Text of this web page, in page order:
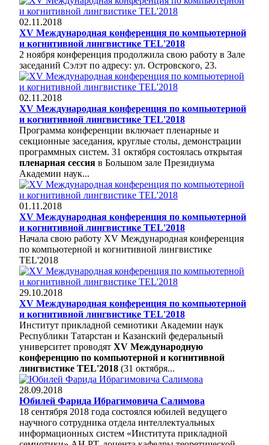
02.11.2018
XV Международная конференция по компьютерной
и когнитивной лингвистике TEL'2018
2 ноября конференция продолжила свою работу в Зале
заседаний Сэлэт по адресу: ул. Островского, 23.
02.11.2018
XV Международная конференция по компьютерной
и когнитивной лингвистике TEL'2018
Программа конференции включает пленарные и
секционные заседания, круглые столы, демонстрации
программных систем. 31 октября состоялась открытая
пленарная сессия в Большом зале Президиума
Академии наук...
01.11.2018
XV Международная конференция по компьютерной
и когнитивной лингвистике TEL'2018
Начала свою работу XV Международная конференция
по компьютерной и когнитивной лингвистике
TEL'2018
29.10.2018
XV Международная конференция по компьютерной
и когнитивной лингвистике TEL'2018
Институт прикладной семиотики Академии наук
Республики Татарстан и Казанский федеральный
университет проводят XV Международную
конференцию по компьютерной и когнитивной
лингвистике TEL'2018 (31 октября...
28.09.2018
Юбилей Фарида Ибрагимовича Салимова
18 сентября 2018 года состоялся юбилей ведущего
научного сотрудника отдела интеллектуальных
информационных систем «Института прикладной